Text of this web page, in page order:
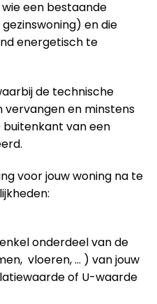
een bestaande
en die
energetisch te
de technische
vervangen en minstens
buitenkant van een
voor jouw woning na te
onderdeel van de
vloeren, … ) van jouw
of U-waarde